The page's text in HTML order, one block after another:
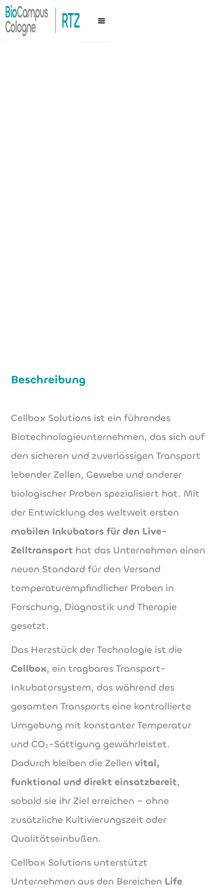
Beschreibung
Cellbox Solutions ist ein führendes
Biotechnologieunternehmen, das sich auf
den sicheren und zuverlässigen Transport
lebender Zellen, Gewebe und anderer
biologischer Proben spezialisiert hat. Mit
der Entwicklung des weltweit ersten
mobilen Inkubators für den Live-
Zelltransport hat das Unternehmen einen
neuen Standard für den Versand
temperaturempfindlicher Proben in
Forschung, Diagnostik und Therapie
gesetzt.
Das Herzstück der Technologie ist die
Cellbox, ein tragbares Transport-
Inkubatorsystem, das während des
gesamten Transports eine kontrollierte
Umgebung mit konstanter Temperatur
und CO₂-Sättigung gewährleistet.
Dadurch bleiben die Zellenvital,
funktional und direkt einsatzbereit,
sobald sie ihr Ziel erreichen – ohne
zusätzliche Kultivierungszeit oder
Qualitätseinbußen.
Cellbox Solutions unterstützt
Unternehmen aus den Bereichen Life